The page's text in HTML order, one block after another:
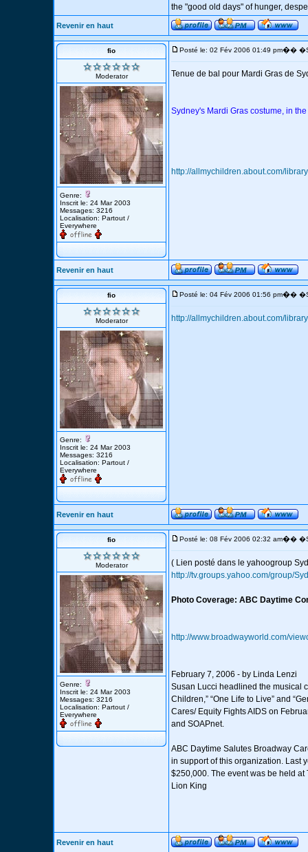
the "good old days" of hunger,
Revenir en haut
fio
Moderator
Genre:
Inscrit le: 24 Mar 2003
Messages: 3216
Localisation: Partout /
Everywhere
Posté le: 02 Fév 2006 01:49 pm��
Tenue de bal pour Mardi Gras de
Sydney's Mardi Gras costume, in
http://allmychildren.about.com/
Revenir en haut
fio
Moderator
Genre:
Inscrit le: 24 Mar 2003
Messages: 3216
Localisation: Partout /
Everywhere
Posté le: 04 Fév 2006 01:56 pm��
http://allmychildren.about.com/
Revenir en haut
fio
Moderator
Genre:
Inscrit le: 24 Mar 2003
Messages: 3216
Localisation: Partout /
Everywhere
Posté le: 08 Fév 2006 02:32 am��
( Lien posté dans le yahoogroup
http://tv.groups.yahoo.com/group/
Photo Coverage: ABC Daytime
http://www.broadwayworld.com/
February 7, 2006 - by Linda Lenzi
Susan Lucci headlined the musical
Children,” “One Life to Live” and
Cares/ Equity Fights AIDS on
and SOAPnet.
ABC Daytime Salutes Broadway
in support of this organization. Last
$250,000. The event was be held at
Lion King
Revenir en haut